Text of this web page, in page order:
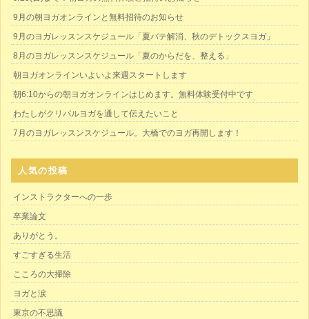
9月の朝ヨガオンラインと無料招待のお知らせ
9月のヨガレッスンスケジュール「夏バテ解消、秋のデトックスヨガ」
8月のヨガレッスンスケジュール「夏のからだを、整える」
朝ヨガオンラインいよいよ来週スタートします
朝6:10からの朝ヨガオンラインはじめます。無料体験受付中です
わたしがクリパルヨガを通して伝えたいこと
7月のヨガレッスンスケジュール。大橋でのヨガ再開します！
人気の投稿
インストラクターへの一歩
卒業論文
ありがとう。
すごすぎる生活
こころの大掃除
ヨガと涙
東京の不思議